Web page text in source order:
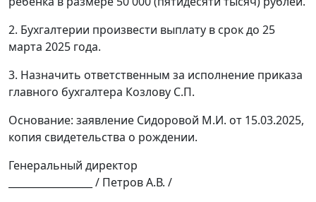
2. Бухгалтерии произвести выплату в срок до 25
марта 2025 года.
3. Назначить ответственным за исполнение приказа
главного бухгалтера Козлову С.П.
Основание: заявление Сидоровой М.И. от 15.03.2025,
копия свидетельства о рождении.
Генеральный директор
_________________ / Петров А.В. /